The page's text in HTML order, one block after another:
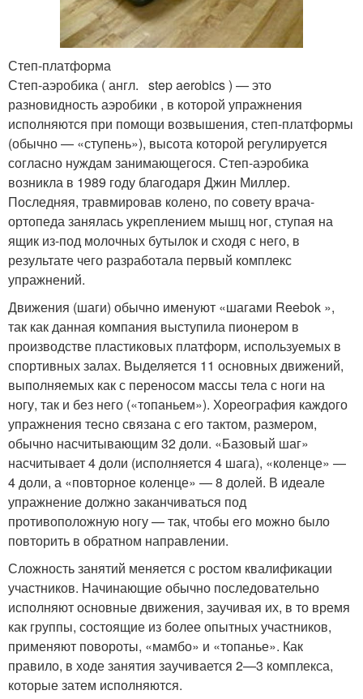
Степ-платформа
Степ-аэробика ( англ. step aerobics ) — это
разновидность аэробики , в которой упражнения
исполняются при помощи возвышения, степ-платформы
(обычно — «ступень»), высота которой регулируется
согласно нуждам занимающегося. Степ-аэробика
возникла в 1989 году благодаря Джин Миллер.
Последняя, травмировав колено, по совету врача-
ортопеда занялась укреплением мышц ног, ступая на
ящик из-под молочных бутылок и сходя с него, в
результате чего разработала первый комплекс
упражнений.
Движения (шаги) обычно именуют «шагами Reebok »,
так как данная компания выступила пионером в
производстве пластиковых платформ, используемых в
спортивных залах. Выделяется 11 основных движений,
выполняемых как с переносом массы тела с ноги на
ногу, так и без него («топаньем»). Хореография каждого
упражнения тесно связана с его тактом, размером,
обычно насчитывающим 32 доли. «Базовый шаг»
насчитывает 4 доли (исполняется 4 шага), «коленце» —
4 доли, а «повторное коленце» — 8 долей. В идеале
упражнение должно заканчиваться под
противоположную ногу — так, чтобы его можно было
повторить в обратном направлении.
Сложность занятий меняется с ростом квалификации
участников. Начинающие обычно последовательно
исполняют основные движения, заучивая их, в то время
как группы, состоящие из более опытных участников,
применяют повороты, «мамбо» и «топанье». Как
правило, в ходе занятия заучивается 2—3 комплекса,
которые затем исполняются.